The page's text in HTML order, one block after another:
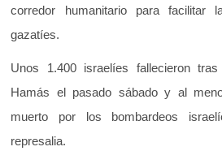
corredor humanitario para
gazatíes.
Unos 1.400 israelíes fallecieron
Hamás el pasado sábado y al
muerto por los bombardeos
represalia.